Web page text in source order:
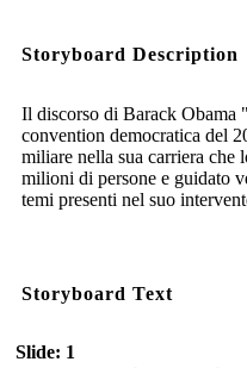
Storyboard Description
Il discorso di Barack
convention democratica del
miliare nella sua carriera che
milioni di persone e guidato
temi presenti nel suo
Storyboard Text
Slide: 1